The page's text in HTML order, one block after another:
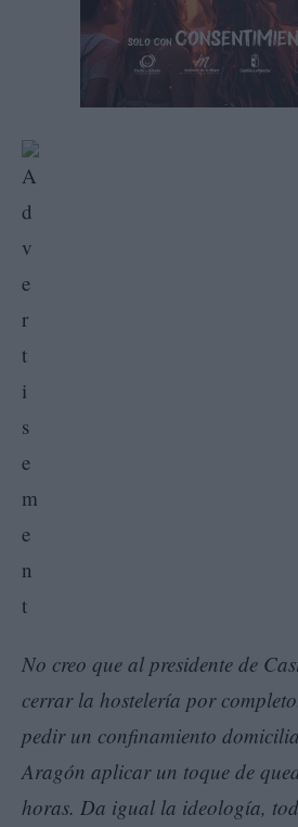
No creo que al presidente de
cerrar la hostelería por
pedir un confinamiento
Aragón aplicar un toque de
horas. Da igual la ideología,